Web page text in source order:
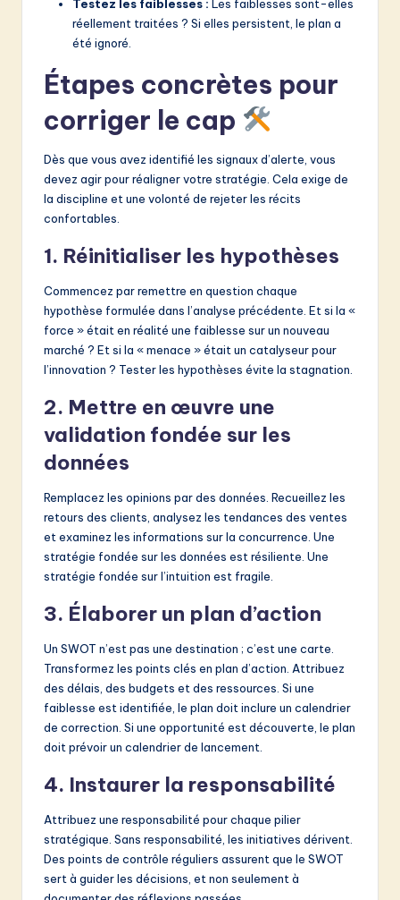
Testez les faiblesses : Les faiblesses sont-elles
réellement traitées ? Si elles persistent, le plan a
été ignoré.
Étapes concrètes pour
corriger le cap
Dès que vous avez identifié les signaux d’alerte, vous
devez agir pour réaligner votre stratégie. Cela exige de
la discipline et une volonté de rejeter les récits
confortables.
1. Réinitialiser les hypothèses
Commencez par remettre en question chaque
hypothèse formulée dans l’analyse précédente. Et si la «
force » était en réalité une faiblesse sur un nouveau
marché ? Et si la « menace » était un catalyseur pour
l’innovation ? Tester les hypothèses évite la stagnation.
2. Mettre en œuvre une
validation fondée sur les
données
Remplacez les opinions par des données. Recueillez les
retours des clients, analysez les tendances des ventes
et examinez les informations sur la concurrence. Une
stratégie fondée sur les données est résiliente. Une
stratégie fondée sur l’intuition est fragile.
3. Élaborer un plan d’action
Un SWOT n’est pas une destination ; c’est une carte.
Transformez les points clés en plan d’action. Attribuez
des délais, des budgets et des ressources. Si une
faiblesse est identifiée, le plan doit inclure un calendrier
de correction. Si une opportunité est découverte, le plan
doit prévoir un calendrier de lancement.
4. Instaurer la responsabilité
Attribuez une responsabilité pour chaque pilier
stratégique. Sans responsabilité, les initiatives dérivent.
Des points de contrôle réguliers assurent que le SWOT
sert à guider les décisions, et non seulement à